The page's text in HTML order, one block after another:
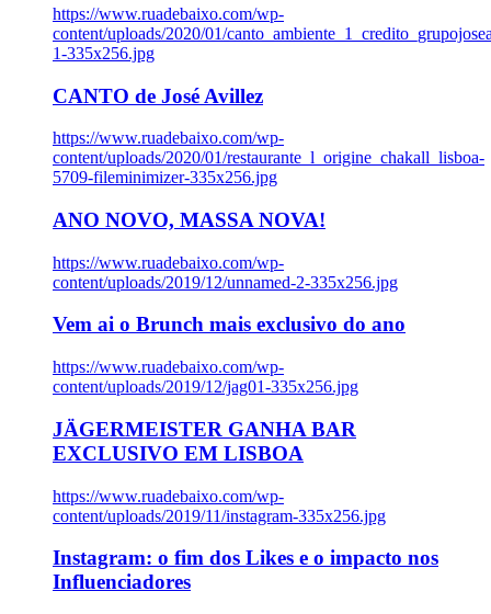
https://www.ruadebaixo.com/wp-
content/uploads/2020/01/
1-335x256.jpg
CANTO de José Avillez
https://www.ruadebaixo.com/wp-
content/uploads/2020/01/restaurante_l_origine_chakall_lisboa-
5709-fileminimizer-335x256.jpg
ANO NOVO, MASSA NOVA!
https://www.ruadebaixo.com/wp-
content/uploads/2019/12/unnamed-2-335x256.jpg
Vem ai o Brunch mais exclusivo do ano
https://www.ruadebaixo.com/wp-
content/uploads/2019/12/jag01-335x256.jpg
JÄGERMEISTER GANHA BAR
EXCLUSIVO EM LISBOA
https://www.ruadebaixo.com/wp-
content/uploads/2019/11/instagram-335x256.jpg
Instagram: o fim dos Likes e o impacto nos
Influenciadores